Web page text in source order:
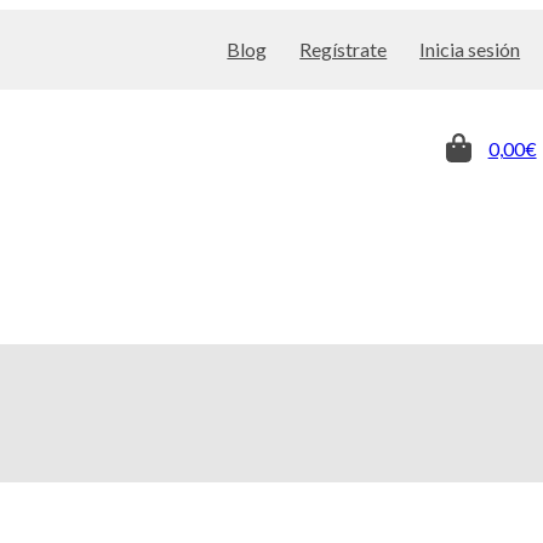
Blog Regístrate Inicia sesión
0,00€